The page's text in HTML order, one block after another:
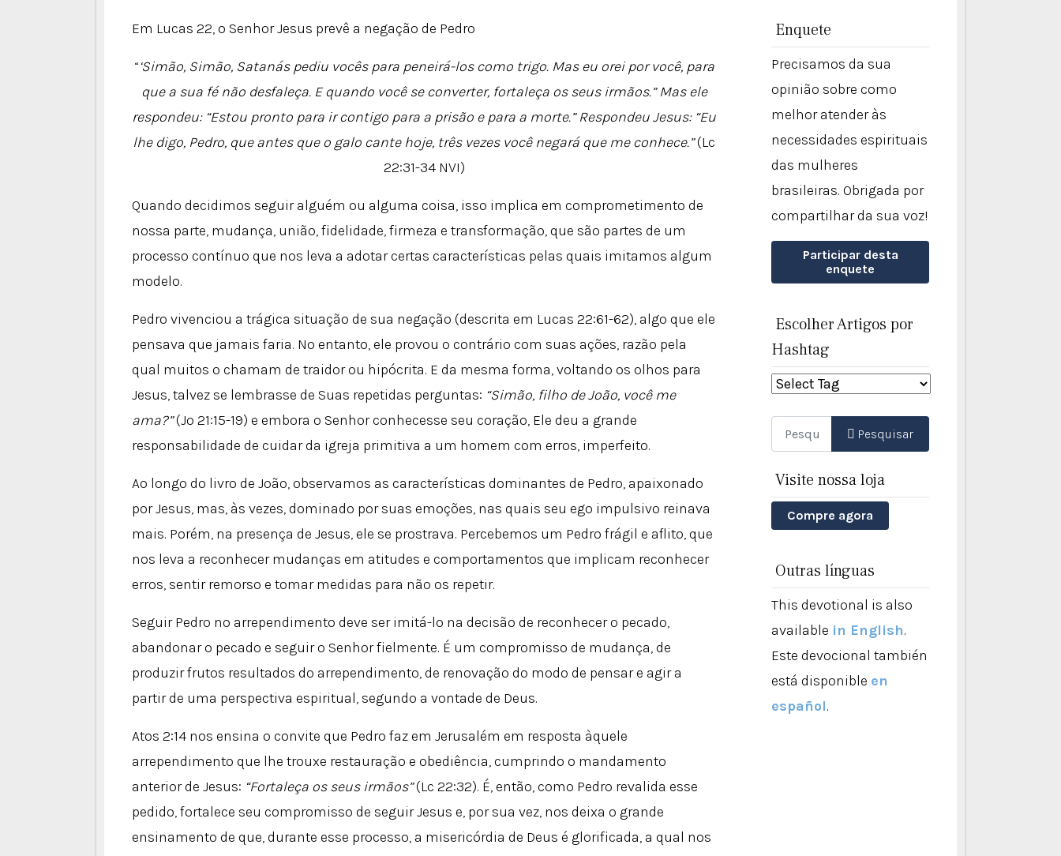
Enquete
Precisamos da sua
opinião sobre como
melhor atender às
necessidades espirituais
das mulheres
brasileiras. Obrigada por
compartilhar da sua voz!
Participar desta
enquete
Escolher Artigos por
Hashtag
Pesquisar Pesquisar
Visite nossa loja
Compre agora
Outras línguas
This devotional is also
available in English.
Este devocional también
está disponible en
español.
Em Lucas 22, o Senhor Jesus prevê a negação de Pedro
“‘Simão, Simão, Satanás pediu vocês para peneirá-los como trigo. Mas eu orei por você, para
que a sua fé não desfaleça. E quando você se converter, fortaleça os seus irmãos.” Mas ele
respondeu: “Estou pronto para ir contigo para a prisão e para a morte.” Respondeu Jesus: “Eu
lhe digo, Pedro, que antes que o galo cante hoje, três vezes você negará que me conhece.”(Lc
22:31-34 NVI)
Quando decidimos seguir alguém ou alguma coisa, isso implica em comprometimento de
nossa parte, mudança, união, fidelidade, firmeza e transformação, que são partes de um
processo contínuo que nos leva a adotar certas características pelas quais imitamos algum
modelo.
Pedro vivenciou a trágica situação de sua negação (descrita em Lucas 22:61-62), algo que ele
pensava que jamais faria. No entanto, ele provou o contrário com suas ações, razão pela
qual muitos o chamam de traidor ou hipócrita. E da mesma forma, voltando os olhos para
Jesus, talvez se lembrasse de Suas repetidas perguntas: “Simão, filho de João, você me
ama?”(Jo 21:15-19) e embora o Senhor conhecesse seu coração, Ele deu a grande
responsabilidade de cuidar da igreja primitiva a um homem com erros, imperfeito.
Ao longo do livro de João, observamos as características dominantes de Pedro, apaixonado
por Jesus, mas, às vezes, dominado por suas emoções, nas quais seu ego impulsivo reinava
mais. Porém, na presença de Jesus, ele se prostrava. Percebemos um Pedro frágil e aflito, que
nos leva a reconhecer mudanças em atitudes e comportamentos que implicam reconhecer
erros, sentir remorso e tomar medidas para não os repetir.
Seguir Pedro no arrependimento deve ser imitá-lo na decisão de reconhecer o pecado,
abandonar o pecado e seguir o Senhor fielmente. É um compromisso de mudança, de
produzir frutos resultados do arrependimento, de renovação do modo de pensar e agir a
partir de uma perspectiva espiritual, segundo a vontade de Deus.
Atos 2:14 nos ensina o convite que Pedro faz em Jerusalém em resposta àquele
arrependimento que lhe trouxe restauração e obediência, cumprindo o mandamento
anterior de Jesus: “Fortaleça os seus irmãos”(Lc 22:32). É, então, como Pedro revalida esse
pedido, fortalece seu compromisso de seguir Jesus e, por sua vez, nos deixa o grande
ensinamento de que, durante esse processo, a misericórdia de Deus é glorificada, a qual nos